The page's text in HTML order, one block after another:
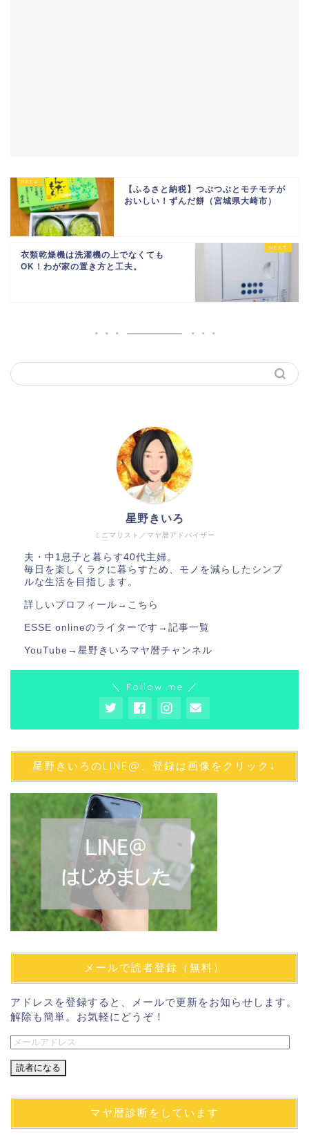
【ふるさと納税】つぶつぶとモチモチが
おいしい！ずんだ餅（宮城県大崎市）
衣類乾燥機は洗濯機の上でなくても
OK！わが家の置き方と工夫。
ミニマリスト／マヤ暦アドバイザー
星野きいろ
夫・中1息子と暮らす40代主婦。
毎日を楽しくラクに暮らすため、モノを減らしたシンプ
ルな生活を目指します。
詳しいプロフィール→ こちら
ESSE onlineのライターです→ 記事一覧
YouTube→ 星野きいろマヤ暦チャンネル
＼ Follow me ／
星野きいろのLINE@、登録は画像をクリック↓
メールで読者登録（無料）
アドレスを登録すると、メールで更新をお知らせします。
解除も簡単。お気軽にどうぞ！
メ
ル
ド
ス
マヤ暦診断をしています